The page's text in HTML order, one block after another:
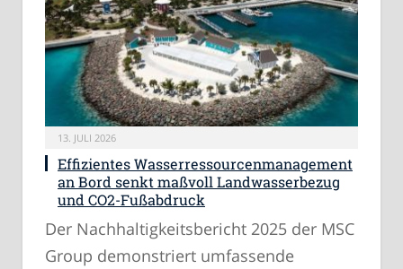
13. JULI 2026
Effizientes Wasserressourcenmanagement
an Bord senkt maßvoll Landwasserbezug
und CO2-Fußabdruck
Der Nachhaltigkeitsbericht 2025 der MSC
Group demonstriert umfassende